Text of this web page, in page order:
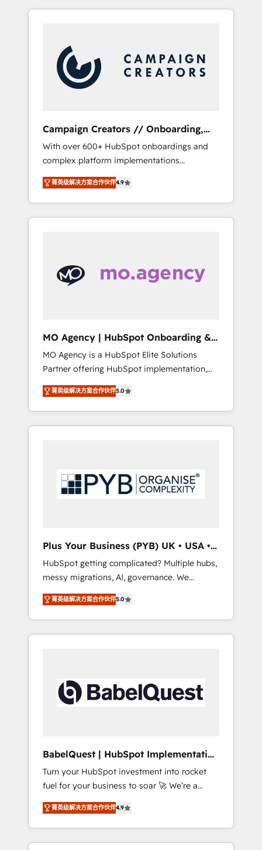
and ROI from your HubSpot investment. Use
your team on their HubSpot journey, design
and implement your processes and skilfully
bring your revenue infrastructure to life. Our
collaborative approach keeps you in control
supported over 500 organisations with
HubSpot implementation, optimisation,
training, and adoption assurance. Our tried
and tested Roadmap methodology will
ensure that you receive the best deployment
experience possible. Whether you are new to
HubSpot or seeking to turn around a poor
Campaign Creators // Onboarding,
CRM Migration
With over 600+ HubSpot onboardings and
complex platform implementations
delivered, CC is the go-to Elite Solutions
Partner for businesses ready to migrate,
replatform, and scale smarter. We specialize
in high-impact CRM and CMS migrations and
turning fragmented systems into unified,
growth-ready HubSpot architectures that
custom integrations across your full tech
stack. - Custom object setup, CMS builds, and
full-funnel automation. - Dashboards,
lifecycle campaigns, and lead nurturing
sequences. - Cross-hub setup across
Marketing, Sales, Operations, and Service
Hubs. - Ongoing optimization, managed
菁英级解决方案合作伙伴4.9
MO Agency | HubSpot Onboarding &
Implementation
MO Agency is a HubSpot Elite Solutions
Partner offering HubSpot implementation,
marketing automation, CRM and RevOps
consulting, B2B SEO, paid media, content
marketing, AEO and GEO (AI search
optimisation), and HubSpot Content Hub
services and industrial sectors. Offices in
Johannesburg, Cape Town, Dubai & London.
Google AI Overviews. HubSpot Impact Award
- Customer First HubSpot Impact Award -
Integrations Innovation HubSpot Impact
Award - Platform Migration Excellence
HubSpot Impact Award - Platform Excellence
40+ full-time HubSpot professionals. 100s of
certifications and accreditations with
菁英级解决方案合作伙伴5.0
Plus Your Business (PYB) UK • USA •
Europe
HubSpot getting complicated? Multiple hubs,
messy migrations, AI, governance. We
organise that complexity, so your team can
put HubSpot to work... Welcome to our
Profile! We help with: • CRM implementation,
reports, workflows, and team training • CRM
governance for HubSpot-centred operations
A little about us: • Boutique 'Elite' team of 12 •
42001:2023 certified - the AI management
standard • GuardHub: our AI governance
framework, built on ISO 42001 Ready for the
next step? Click the 👈 '𝗖𝗼𝗻𝘁𝗮𝗰𝘁 𝗯𝘂𝘀𝗶𝗻𝗲𝘀𝘀'
button to get in touch (𝘸𝘦'𝘳𝘦 𝘴𝘶𝘱𝘦𝘳
𝘳𝘦𝘴𝘱𝘰𝘯𝘴𝘪𝘷𝘦)
菁英级解决方案合作伙伴5.0
BabelQuest | HubSpot Implementation
& Consultancy
Turn your HubSpot investment into rocket
fuel for your business to soar 🚀 We’re a
team of accredited HubSpot experts ready
to help you. We can implement the platform
into complex business environments,
optimise what you've got and make sure you
菁英级解决方案合作伙伴4.9